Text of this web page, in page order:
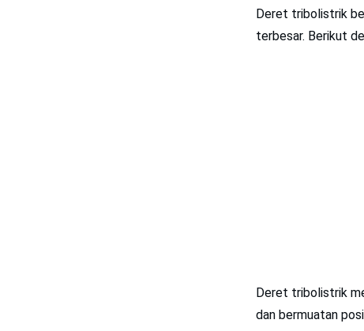
Deret tribolistrik
terbesar. Berikut
Deret tribolistrik
dan bermuatan